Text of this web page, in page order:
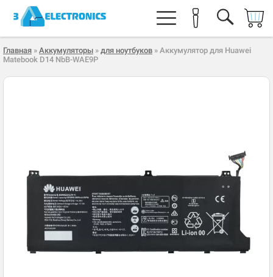
Главная » Аккумуляторы » для ноутбуков » Аккумулятор для Huawei
Matebook D14 NbB-WAE9P